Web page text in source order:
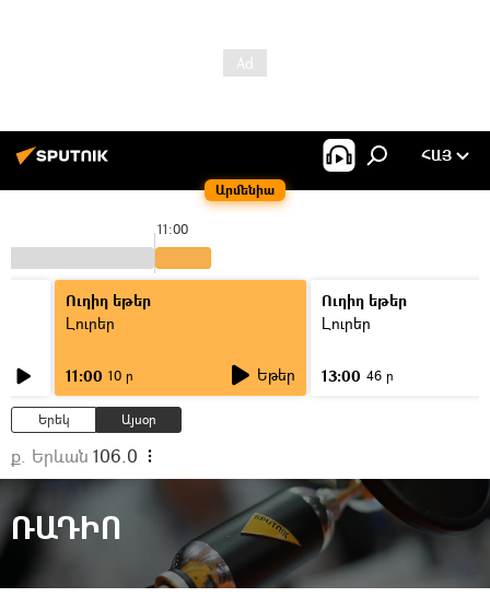
Արմենիա
ՀԱՅ
11:00
Ուղիղ եթեր
Լուրեր
11:00 10 ր Եթեր
Ուղիղ եթեր
Լուրեր
13:00 46 ր
Երեկ Այսօր
ք. Երևան 106.0
ՌԱԴԻՈ